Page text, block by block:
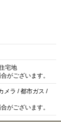
宅地
がございます。
メラ / 都市ガス /
がございます。